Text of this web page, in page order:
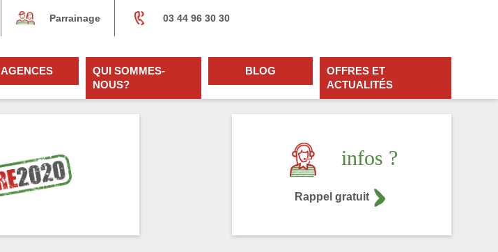
Parrainage 03 44 96 30 30
AGENCES
QUI SOMMES-
NOUS?
BLOG
OFFRES ET
ACTUALITÉS
infos ?
Rappel gratuit